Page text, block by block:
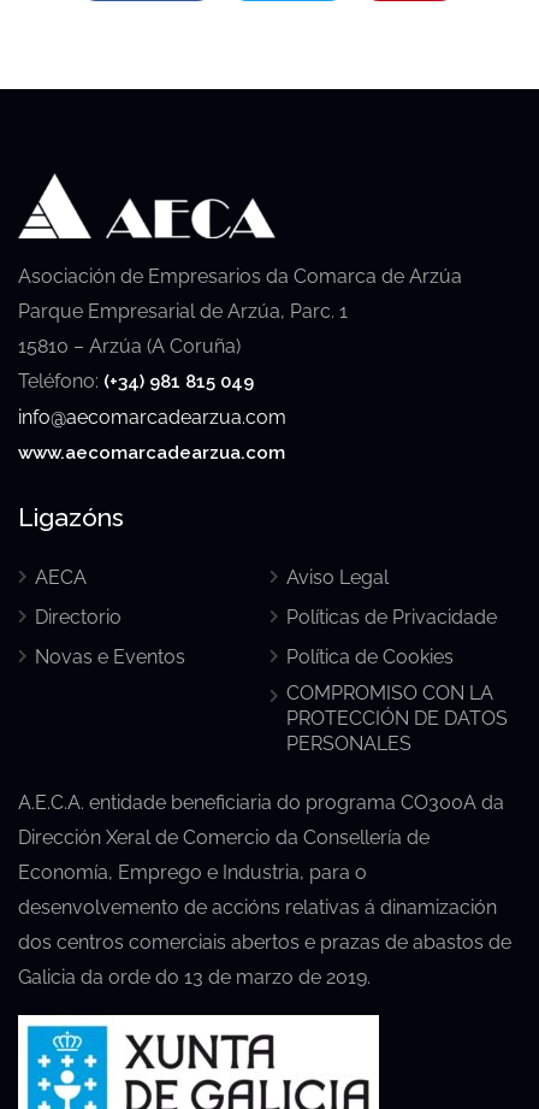
Asociación de Empresarios da Comarca de Arzúa
Parque Empresarial de Arzúa, Parc. 1
15810 – Arzúa (A Coruña)
Teléfono: (+34) 981 815 049
info@aecomarcadearzua.com
www.aecomarcadearzua.com
Ligazóns
AECA
Directorio
Novas e Eventos
Aviso Legal
Políticas de Privacidade
Política de Cookies
COMPROMISO CON LA
PROTECCIÓN DE DATOS
PERSONALES
A.E.C.A. entidade beneficiaria do programa CO300A da
Dirección Xeral de Comercio da Consellería de
Economía, Emprego e Industria, para o
desenvolvemento de accións relativas á dinamización
dos centros comerciais abertos e prazas de abastos de
Galicia da orde do 13 de marzo de 2019.